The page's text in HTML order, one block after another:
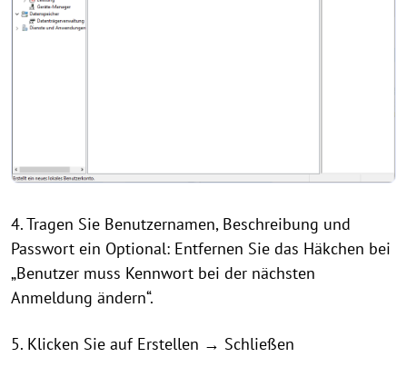
4. Tragen Sie Benutzernamen, Beschreibung und
Passwort ein Optional: Entfernen Sie das Häkchen bei
„Benutzer muss Kennwort bei der nächsten
Anmeldung ändern“.
5. Klicken Sie auf Erstellen → Schließen